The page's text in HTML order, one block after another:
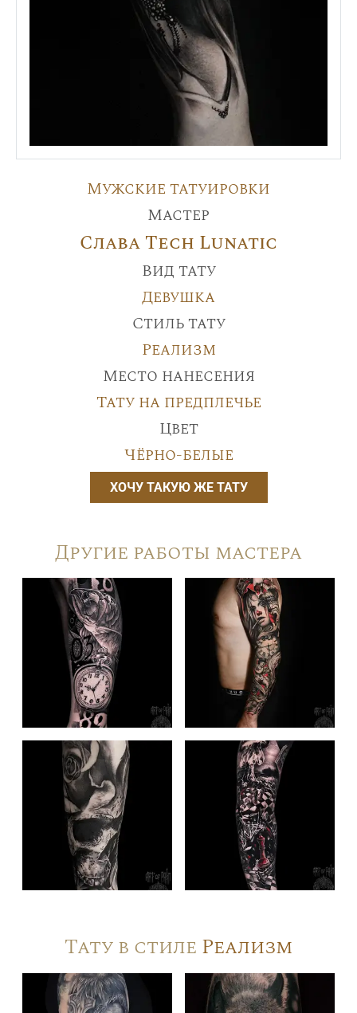
Мужские татуировки
Мастер
Слава Tech Lunatic
Вид тату
Девушка
Стиль тату
Реализм
Место нанесения
Тату на предплечье
Цвет
Чёрно-белые
ХОЧУ ТАКУЮ ЖЕ ТАТУ
Другие работы мастера
Тату в стиле Реализм